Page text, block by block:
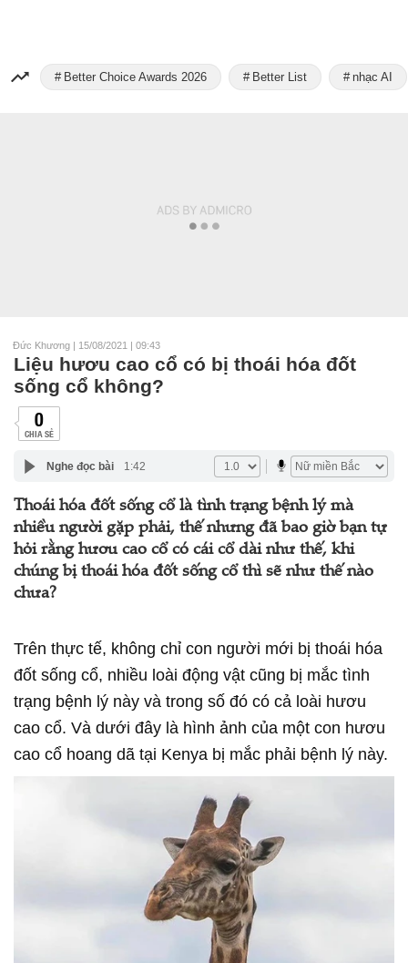
Better Choice Awards 2026 Better List nhạc AI
Đức Khương | 15/08/2021 | 09:43
Liệu hươu cao cổ có bị thoái hóa đốt
sống cổ không?
0
CHIA SẺ
Nghe đọc bài 1:42
Thoái hóa đốt sống cổ là tình trạng bệnh lý mà
nhiều người gặp phải, thế nhưng đã bao giờ bạn tự
hỏi rằng hươu cao cổ có cái cổ dài như thế, khi
chúng bị thoái hóa đốt sống cổ thì sẽ như thế nào
chưa?
Trên thực tế, không chỉ con người mới bị thoái hóa
đốt sống cổ, nhiều loài động vật cũng bị mắc tình
trạng bệnh lý này và trong số đó có cả loài hươu
cao cổ. Và dưới đây là hình ảnh của một con hươu
cao cổ hoang dã tại Kenya bị mắc phải bệnh lý này.